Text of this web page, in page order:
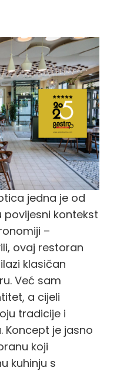
jedna je od
povijesni kontekst
–
ovaj restoran
klasičan
Već sam
a cijeli
tradicije i
je jasno
koji
kuhinju s